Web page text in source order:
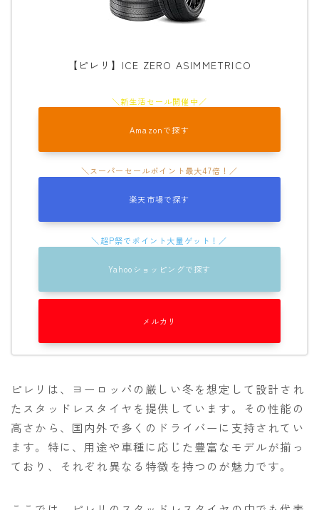
【ピレリ】ICE ZERO ASIMMETRICO
Amazonで探す
楽天市場で探す
Yahooショッピングで探す
メルカリ
ピレリは、ヨーロッパの厳しい冬を想定して設計され
たスタッドレスタイヤを提供しています。その性能の
高さから、国内外で多くのドライバーに支持されてい
ます。特に、用途や車種に応じた豊富なモデルが揃っ
ており、それぞれ異なる特徴を持つのが魅力です。